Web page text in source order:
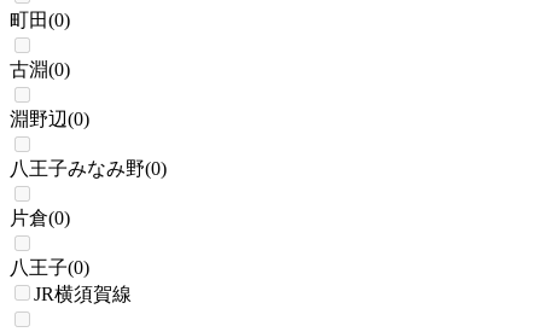
町田(0)
古淵(0)
淵野辺(0)
八王子みなみ野(0)
片倉(0)
八王子(0)
JR横須賀線